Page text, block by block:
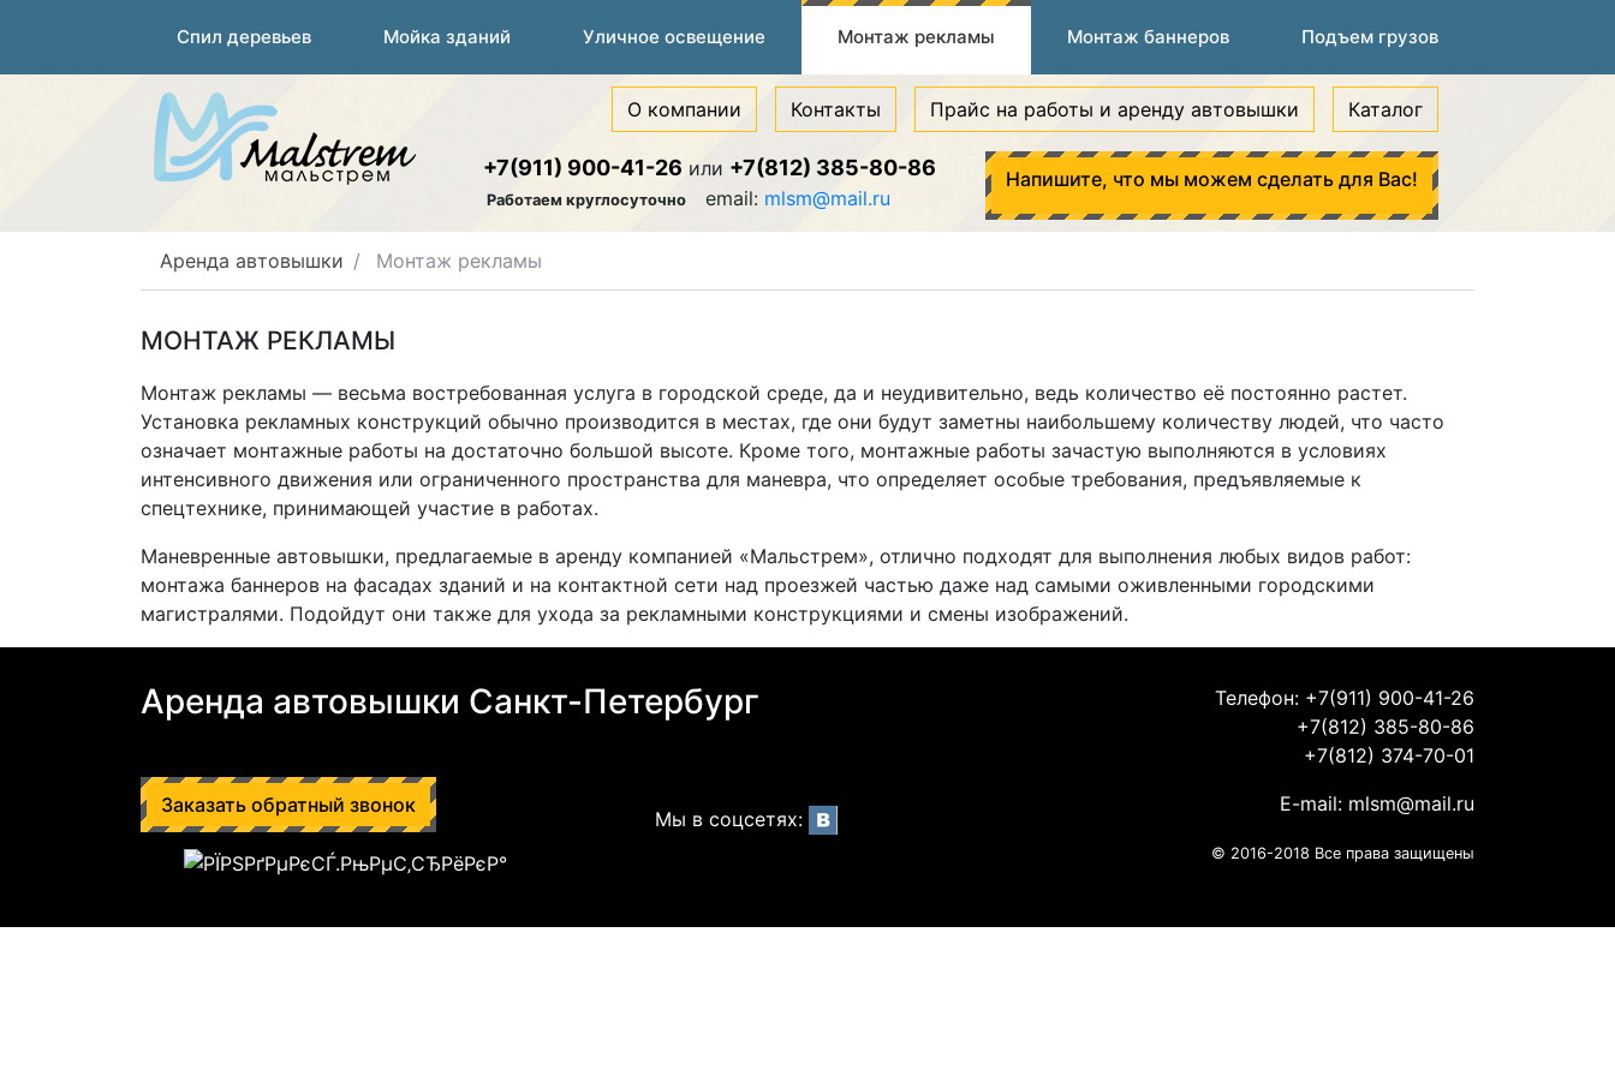
Спил деревьев Мойка зданий Уличное освещение Монтаж рекламы Монтаж баннеров Подъем грузов
О компании Контакты Прайс на работы и аренду автовышки Каталог
+7(911) 900-41-26 или +7(812) 385-80-86
Работаем круглосуточно email: mlsm@mail.ru
Напишите, что мы можем сделать для Вас!
Аренда автовышки Монтаж рекламы
МОНТАЖ РЕКЛАМЫ
Монтаж рекламы — весьма востребованная услуга в городской среде, да и неудивительно, ведь количество её постоянно растет.
Установка рекламных конструкций обычно производится в местах, где они будут заметны наибольшему количеству людей, что часто
означает монтажные работы на достаточно большой высоте. Кроме того, монтажные работы зачастую выполняются в условиях
интенсивного движения или ограниченного пространства для маневра, что определяет особые требования, предъявляемые к
спецтехнике, принимающей участие в работах.
Маневренные автовышки, предлагаемые в аренду компанией «Мальстрем», отлично подходят для выполнения любых видов работ:
монтажа баннеров на фасадах зданий и на контактной сети над проезжей частью даже над самыми оживленными городскими
магистралями. Подойдут они также для ухода за рекламными конструкциями и смены изображений.
Аренда автовышки Санкт-Петербург
Заказать обратный звонок
Мы в соцсетях:
Телефон: +7(911) 900-41-26
+7(812) 385-80-86
+7(812) 374-70-01
E-mail: mlsm@mail.ru
© 2016-2018 Все права защищены